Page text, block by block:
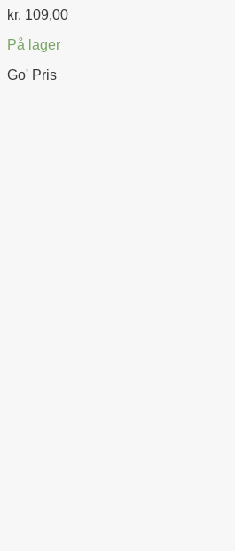
kr. 109,00
På lager
Go' Pris